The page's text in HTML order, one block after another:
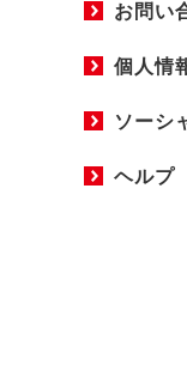
お問い
個人情
ソーシ
ヘルプ